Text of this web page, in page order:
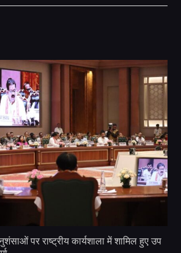
पर राष्ट्रीय कार्यशाला में शामिल हुए उप